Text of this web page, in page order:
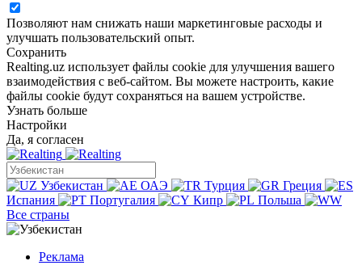
Позволяют нам снижать наши маркетинговые расходы и
улучшать пользовательский опыт.
Сохранить
Realting.uz использует файлы cookie для улучшения вашего
взаимодействия с веб-сайтом. Вы можете настроить, какие
файлы cookie будут сохраняться на вашем устройстве.
Узнать больше
Настройки
Да, я согласен
Узбекистан ОАЭ Турция
Греция
Испания
Португалия Кипр
Польша
Все страны
Реклама